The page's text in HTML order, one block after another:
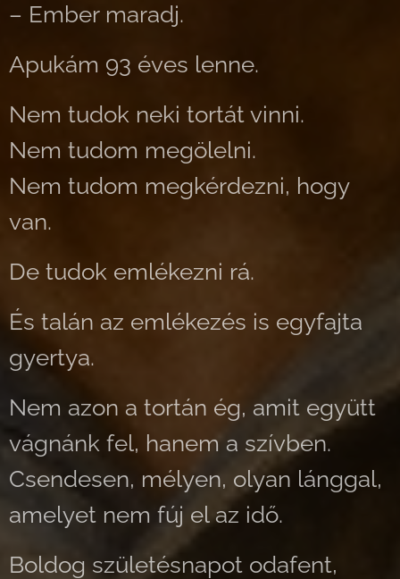
– Ember maradj.
Apukám 93 éves lenne.
Nem tudok neki tortát vinni.
Nem tudom megölelni.
Nem tudom megkérdezni, hogy
van.
De tudok emlékezni rá.
És talán az emlékezés is egyfajta
gyertya.
Nem azon a tortán ég, amit együtt
vágnánk fel, hanem a szívben.
Csendesen, mélyen, olyan lánggal,
amelyet nem fúj el az idő.
Boldog születésnapot odafent,